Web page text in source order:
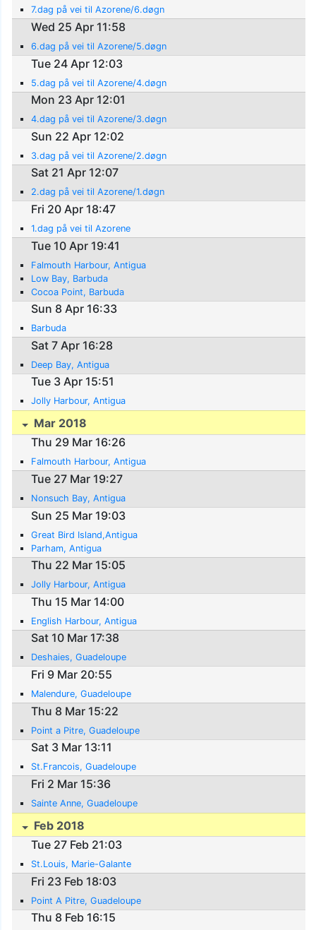
7.dag på vei til Azorene/6.døgn
Wed 25 Apr 11:58
6.dag på vei til Azorene/5.døgn
Tue 24 Apr 12:03
5.dag på vei til Azorene/4.døgn
Mon 23 Apr 12:01
4.dag på vei til Azorene/3.døgn
Sun 22 Apr 12:02
3.dag på vei til Azorene/2.døgn
Sat 21 Apr 12:07
2.dag på vei til Azorene/1.døgn
Fri 20 Apr 18:47
1.dag på vei til Azorene
Tue 10 Apr 19:41
Falmouth Harbour, Antigua
Low Bay, Barbuda
Cocoa Point, Barbuda
Sun 8 Apr 16:33
Barbuda
Sat 7 Apr 16:28
Deep Bay, Antigua
Tue 3 Apr 15:51
Jolly Harbour, Antigua
Mar 2018
Thu 29 Mar 16:26
Falmouth Harbour, Antigua
Tue 27 Mar 19:27
Nonsuch Bay, Antigua
Sun 25 Mar 19:03
Great Bird Island,Antigua
Parham, Antigua
Thu 22 Mar 15:05
Jolly Harbour, Antigua
Thu 15 Mar 14:00
English Harbour, Antigua
Sat 10 Mar 17:38
Deshaies, Guadeloupe
Fri 9 Mar 20:55
Malendure, Guadeloupe
Thu 8 Mar 15:22
Point a Pitre, Guadeloupe
Sat 3 Mar 13:11
St.Francois, Guadeloupe
Fri 2 Mar 15:36
Sainte Anne, Guadeloupe
Feb 2018
Tue 27 Feb 21:03
St.Louis, Marie-Galante
Fri 23 Feb 18:03
Point A Pitre, Guadeloupe
Thu 8 Feb 16:15